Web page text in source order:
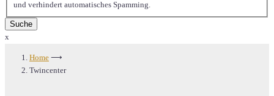
und verhindert automatisches Spamming.
x
Home ⟶
Twincenter